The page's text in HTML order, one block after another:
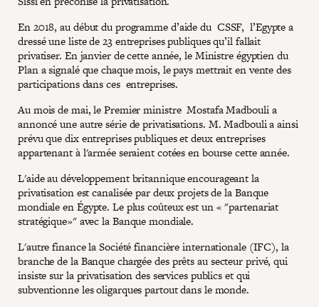
En 2018, au début du programme d’aide du CSSF, l’Egypte a
dressé une liste de 23 entreprises publiques qu’il fallait
privatiser. En janvier de cette année, le Ministre égyptien du
Plan a signalé que chaque mois, le pays mettrait en vente des
participations dans ces entreprises.
Au mois de mai, le Premier ministre Mostafa Madbouli a
annoncé une autre série de privatisations. M. Madbouli a ainsi
prévu que dix entreprises publiques et deux entreprises
appartenant à l'armée seraient cotées en bourse cette année.
L'aide au développement britannique encourageant la
privatisation est canalisée par deux projets de la Banque
mondiale en Égypte. Le plus coûteux est un « "partenariat
stratégique»" avec la Banque mondiale.
L'autre finance la Société financière internationale (IFC), la
branche de la Banque chargée des prêts au secteur privé, qui
insiste sur la privatisation des services publics et qui
subventionne les oligarques partout dans le monde.